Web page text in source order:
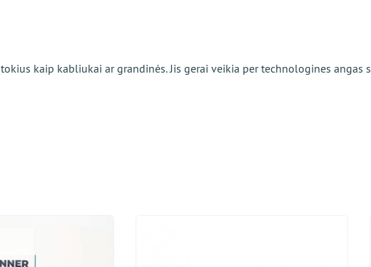
kaip kabliukai ar grandinės. Jis gerai veikia per technologines angas